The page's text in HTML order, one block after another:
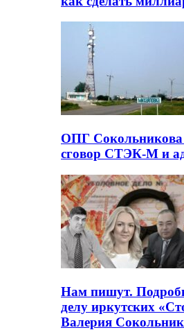
ОПГ
сговор СТЭК-М и
Нам пишут.
делу иркутских
Валерия